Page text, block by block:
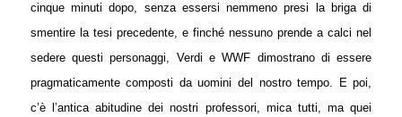
cinque minuti dopo, senza essersi nemmeno presi la briga di
smentire la tesi precedente, e finché nessuno prende a calci nel
sedere questi personaggi, Verdi e WWF dimostrano di essere
pragmaticamente composti da uomini del nostro tempo. E poi,
c’è l’antica abitudine dei nostri professori, mica tutti, ma quei